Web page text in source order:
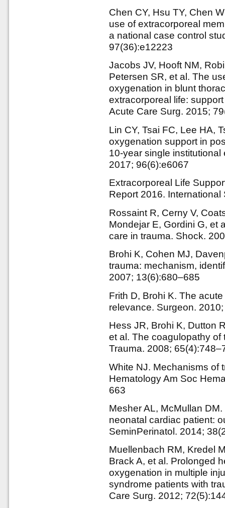
Chen CY, Hsu TY, Chen
use of extracorporeal
a national case control
97(36):e12223
Jacobs JV, Hooft NM,
Petersen SR, et al. The
oxygenation in blunt
extracorporeal life:
Acute Care Surg. 2015;
Lin CY, Tsai FC, Lee HA,
oxygenation support in
10-year single
2017; 96(6):e6067
Extracorporeal Life
Report 2016. International
Rossaint R, Cerny V,
Mondejar E, Gordini G, et
care in trauma. Shock.
Brohi K, Cohen MJ,
trauma: mechanism,
2007; 13(6):680–685
Frith D, Brohi K. The
relevance. Surgeon.
Hess JR, Brohi K, Dutton
et al. The coagulopathy
Trauma. 2008;
White NJ. Mechanisms of
Hematology Am Soc
663
Mesher AL, McMullan
neonatal cardiac patient:
SeminPerinatol. 2014;
Muellenbach RM, Kredel
Brack A, et al. Prolonged
oxygenation in multiple
syndrome patients with
Care Surg. 2012;